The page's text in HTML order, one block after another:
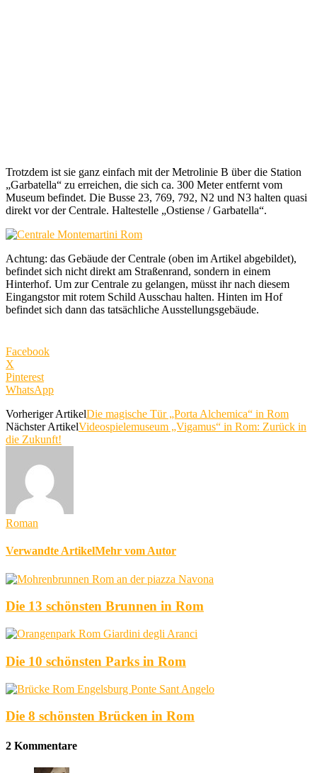
Trotzdem ist sie ganz einfach mit der Metrolinie B über die Station
„Garbatella“ zu erreichen, die sich ca. 300 Meter entfernt vom
Museum befindet. Die Busse 23, 769, 792, N2 und N3 halten quasi
direkt vor der Centrale. Haltestelle „Ostiense / Garbatella“.
Achtung: das Gebäude der Centrale (oben im Artikel abgebildet),
befindet sich nicht direkt am Straßenrand, sondern in einem
Hinterhof. Um zur Centrale zu gelangen, müsst ihr nach diesem
Eingangstor mit rotem Schild Ausschau halten. Hinten im Hof
befindet sich dann das tatsächliche Ausstellungsgebäude.
Facebook
X
Pinterest
WhatsApp
Vorheriger ArtikelDie magische Tür „Porta Alchemica“ in Rom
Nächster ArtikelVideospielemuseum „Vigamus“ in Rom: Zurück in
die Zukunft!
Roman
Verwandte ArtikelMehr vom Autor
Die 13 schönsten Brunnen in Rom
Die 10 schönsten Parks in Rom
Die 8 schönsten Brücken in Rom
2 Kommentare